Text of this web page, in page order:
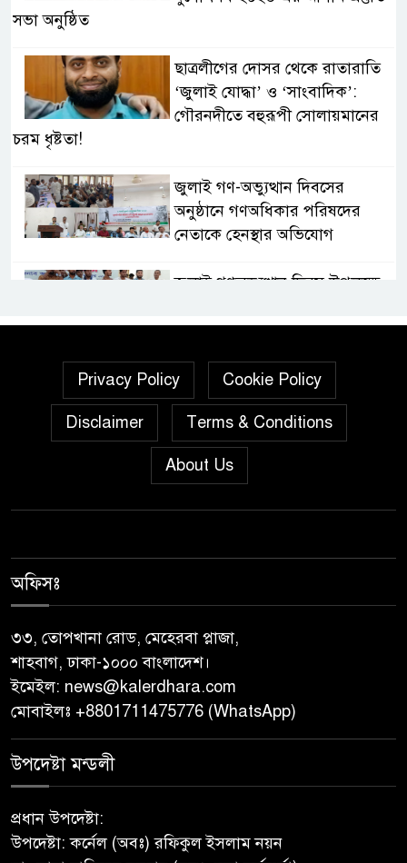
সভা অনুষ্ঠিত
ছাত্রলীগের দোসর থেকে রাতারাতি
‘জুলাই যোদ্ধা’ ও ‘সাংবাদিক’:
গৌরনদীতে বহুরূপী সোলায়মানের
চরম ধৃষ্টতা!
জুলাই গণ-অভ্যুত্থান দিবসের
অনুষ্ঠানে গণঅধিকার পরিষদের
নেতাকে হেনস্থার অভিযোগ
জুলাই গণঅভ্যুত্থান দিবস উপলক্ষে
পালিত
গৌরনদীতে নিরাপদ অভিবাসন ও
দক্ষতা উন্নয়ন শীর্ষক সেমিনার
অনুষ্ঠিত,
জুলাই গণঅভ্যুত্থান দিবস” উপলক্ষে
শালিখায় ছাত্রদলের নেতৃবৃন্দের সাথে
নয়নুজ্জামান মুন্সীর মতবিনিময়
জুলাই গণঅভ্যুত্থান দিবস উপলক্ষে
পিরোজপুরে নানা কর্মসূচি পালিত
‎গৌরনদীতে যথাযোগ্য মর্যাদায়
Privacy Policy Cookie Policy
Disclaimer Terms & Conditions
About Us
অফিসঃ
৩৩, তোপখানা রোড, মেহেরবা প্লাজা,
শাহবাগ, ঢাকা-১০০০ বাংলাদেশ।
ইমেইল: news@kalerdhara.com
মোবাইলঃ +8801711475776 (WhatsApp)
উপদেষ্টা মন্ডলী
প্রধান উপদেষ্টা:
উপদেষ্টা: কর্নেল (অবঃ) রফিকুল ইসলাম নয়ন